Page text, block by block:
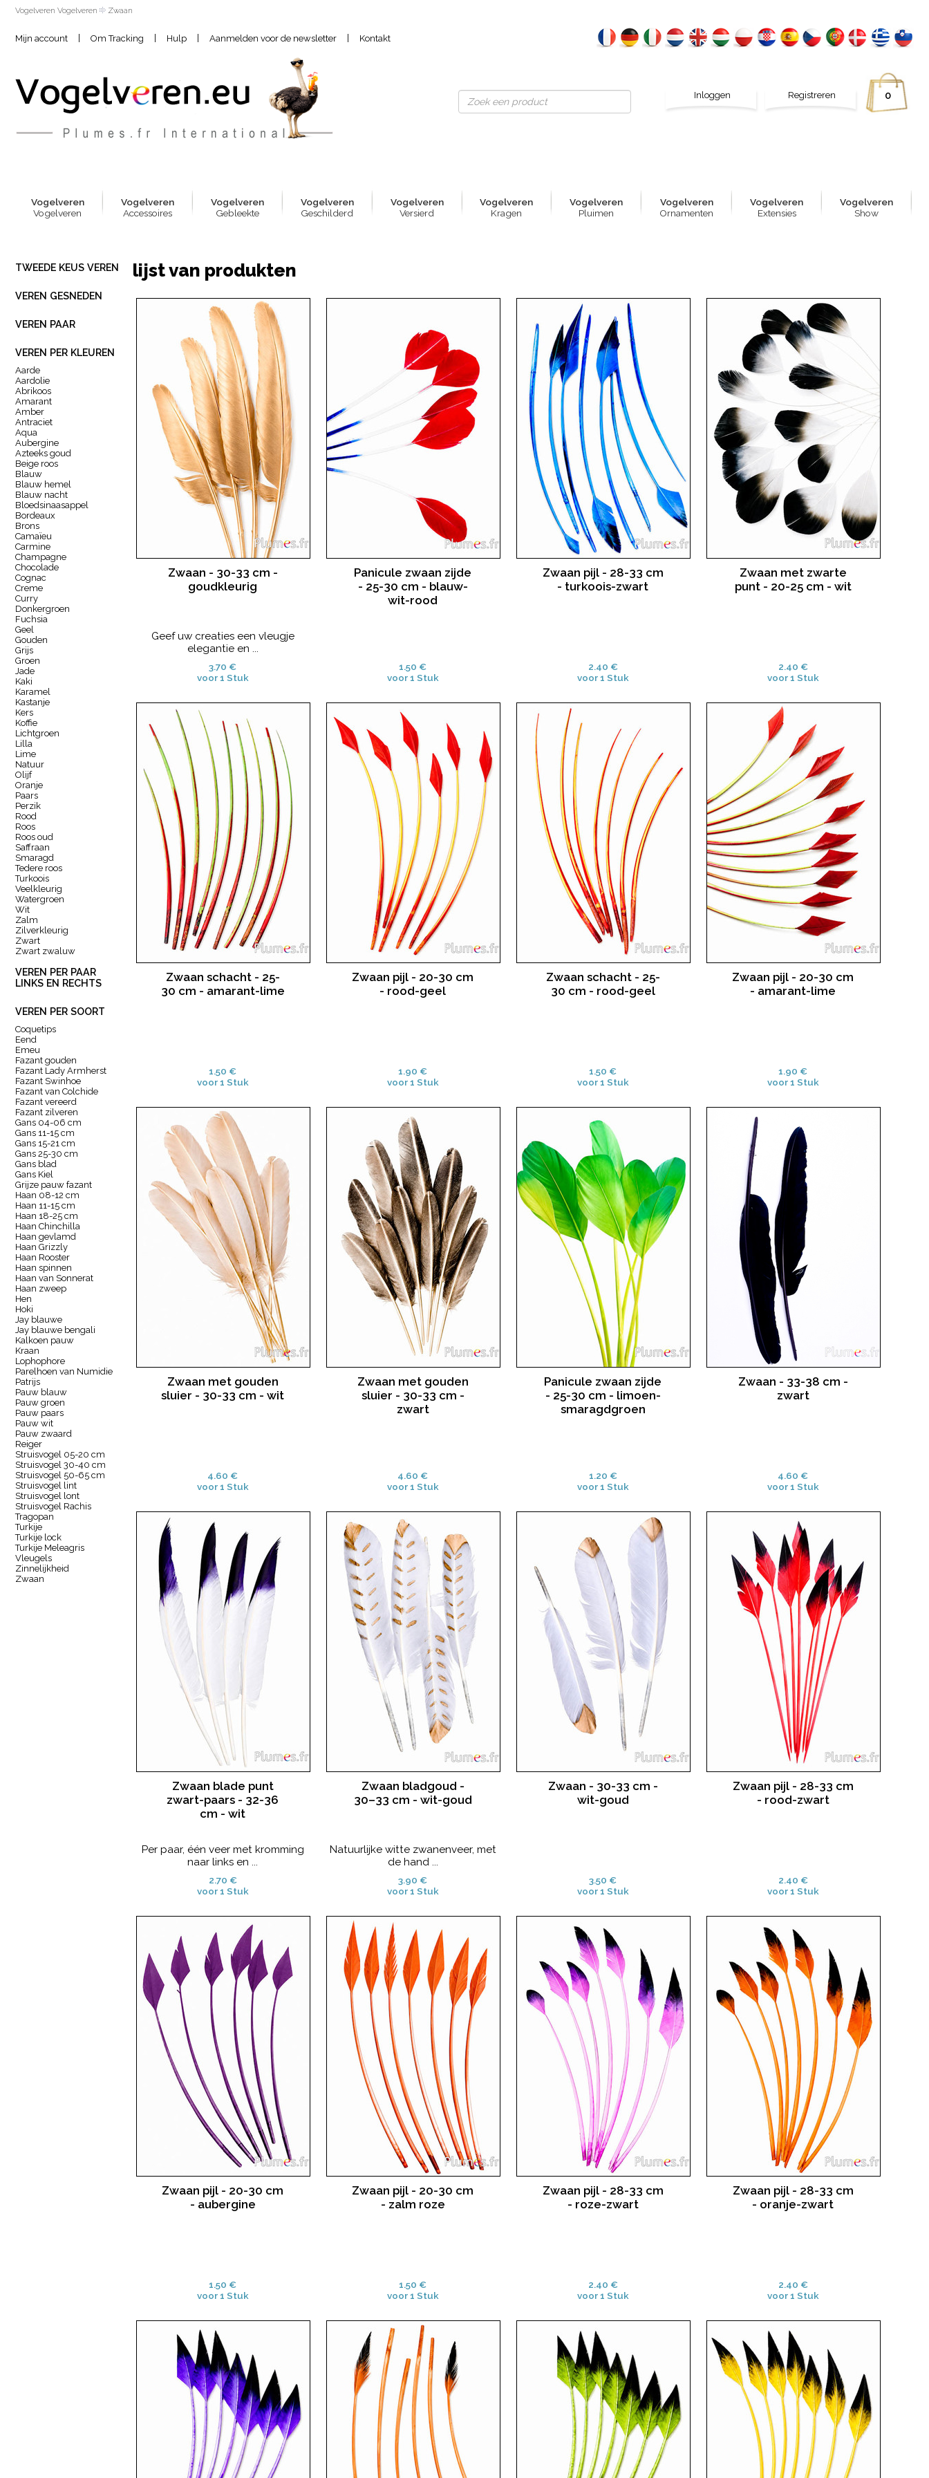
Vogelveren Vogelveren Zwaan
Mijn account | Om Tracking | Hulp | Aanmelden voor de newsletter | Kontakt
0
Inloggen Registreren
Vogelveren
Vogelveren
Vogelveren
Accessoires
Vogelveren
Gebleekte
Vogelveren
Geschilderd
Vogelveren
Versierd
Vogelveren
Kragen
Vogelveren
Pluimen
Vogelveren
Ornamenten
Vogelveren
Extensies
Vogelveren
Show
TWEEDE KEUS VEREN
VEREN GESNEDEN
VEREN PAAR
VEREN PER KLEUREN
Aarde
Aardolie
Abrikoos
Amarant
Amber
Antraciet
Aqua
Aubergine
Azteeks goud
Beige roos
Blauw
Blauw hemel
Blauw nacht
Bloedsinaasappel
Bordeaux
Brons
Camaïeu
Carmine
Champagne
Chocolade
Cognac
Creme
Curry
Donkergroen
Fuchsia
Geel
Gouden
Grijs
Groen
Jade
Kaki
Karamel
Kastanje
Kers
Koffie
Lichtgroen
Lilla
Lime
Natuur
Olijf
Oranje
Paars
Perzik
Rood
Roos
Roos oud
Saffraan
Smaragd
Tedere roos
Turkoois
Veelkleurig
Watergroen
Wit
Zalm
Zilverkleurig
Zwart
Zwart zwaluw
VEREN PER PAAR
LINKS EN RECHTS
VEREN PER SOORT
Coquetips
Eend
Emeu
Fazant gouden
Fazant Lady Armherst
Fazant Swinhoe
Fazant van Colchide
Fazant vereerd
Fazant zilveren
Gans 04-06 cm
Gans 11-15 cm
Gans 15-21 cm
Gans 25-30 cm
Gans blad
Gans Kiel
Grijze pauw fazant
Haan 08-12 cm
Haan 11-15 cm
Haan 18-25 cm
Haan Chinchilla
Haan gevlamd
Haan Grizzly
Haan Rooster
Haan spinnen
Haan van Sonnerat
Haan zweep
Hen
Hoki
Jay blauwe
Jay blauwe bengali
Kalkoen pauw
Kraan
Lophophore
Parelhoen van Numidie
Patrijs
Pauw blauw
Pauw groen
Pauw paars
Pauw wit
Pauw zwaard
Reiger
Struisvogel 05-20 cm
Struisvogel 30-40 cm
Struisvogel 50-65 cm
Struisvogel lint
Struisvogel lont
Struisvogel Rachis
Tragopan
Turkije
Turkije lock
Turkije Meleagris
Vleugels
Zinnelijkheid
Zwaan
lijst van produkten
Zwaan - 30-33 cm -
goudkleurig
Geef uw creaties een vleugje
elegantie en ...
3.70 €
voor 1 Stuk
Panicule zwaan zijde
- 25-30 cm - blauw-
wit-rood
1.50 €
voor 1 Stuk
Zwaan pijl - 28-33 cm
- turkoois-zwart
2.40 €
voor 1 Stuk
Zwaan met zwarte
punt - 20-25 cm - wit
2.40 €
voor 1 Stuk
Zwaan schacht - 25-
30 cm - amarant-lime
1.50 €
voor 1 Stuk
Zwaan pijl - 20-30 cm
- rood-geel
1.90 €
voor 1 Stuk
Zwaan schacht - 25-
30 cm - rood-geel
1.50 €
voor 1 Stuk
Zwaan pijl - 20-30 cm
- amarant-lime
1.90 €
voor 1 Stuk
Zwaan met gouden
sluier - 30-33 cm - wit
4.60 €
voor 1 Stuk
Zwaan met gouden
sluier - 30-33 cm -
zwart
4.60 €
voor 1 Stuk
Panicule zwaan zijde
- 25-30 cm - limoen-
smaragdgroen
1.20 €
voor 1 Stuk
Zwaan - 33-38 cm -
zwart
4.60 €
voor 1 Stuk
Zwaan blade punt
zwart-paars - 32-36
cm - wit
Per paar, één veer met kromming
naar links en ...
2.70 €
voor 1 Stuk
Zwaan bladgoud -
30–33 cm - wit-goud
Natuurlijke witte zwanenveer, met
de hand ...
3.90 €
voor 1 Stuk
Zwaan - 30-33 cm -
wit-goud
3.50 €
voor 1 Stuk
Zwaan pijl - 28-33 cm
- rood-zwart
2.40 €
voor 1 Stuk
Zwaan pijl - 20-30 cm
- aubergine
1.50 €
voor 1 Stuk
Zwaan pijl - 20-30 cm
- zalm roze
1.50 €
voor 1 Stuk
Zwaan pijl - 28-33 cm
- roze-zwart
2.40 €
voor 1 Stuk
Zwaan pijl - 28-33 cm
- oranje-zwart
2.40 €
voor 1 Stuk